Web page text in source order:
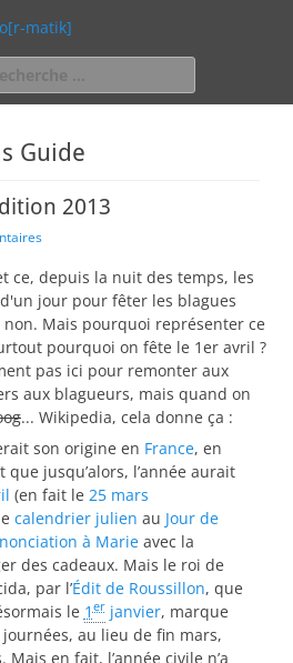
n'1fo[r-matik]
info…
Guide
2013
ce, depuis la nuit des temps, les
jour pour fêter les blagues
Mais pourquoi représenter ce
pourquoi on fête le 1er avril ?
pas ici pour remonter aux
aux blagueurs, mais quand on
... Wikipedia, cela donne ça :
son origine en France, en
que jusqu’alors, l’année aurait
(en fait le 25 mars
calendrier julien au Jour de
à Marieavec la
des cadeaux. Mais le roi de
par l’Édit de Roussillon, que
le 1erjanvier, marque
au lieu de fin mars,
en fait, l’année civile n’a